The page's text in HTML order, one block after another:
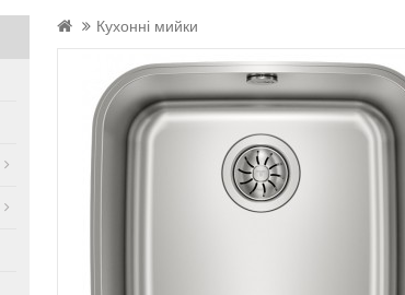
Кухонні мийки